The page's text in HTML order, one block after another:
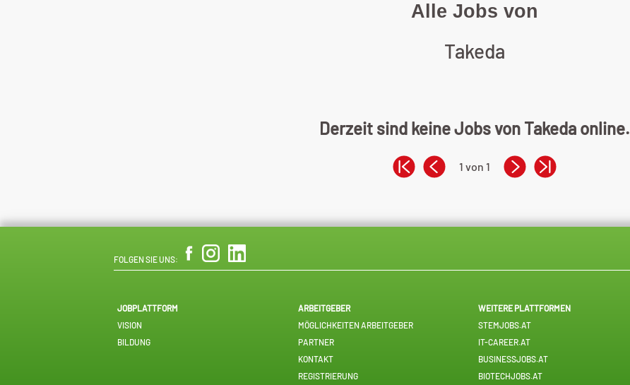
Alle Jobs von
Takeda
Derzeit sind keine Jobs von Takeda online.
1 von 1
FOLGEN SIE UNS:
JOBPLATTFORM
VISION
BILDUNG
ARBEITGEBER
MÖGLICHKEITEN ARBEITGEBER
PARTNER
KONTAKT
REGISTRIERUNG
WEITERE PLATTFORMEN
STEMJOBS.AT
IT-CAREER.AT
BUSINESSJOBS.AT
BIOTECHJOBS.AT